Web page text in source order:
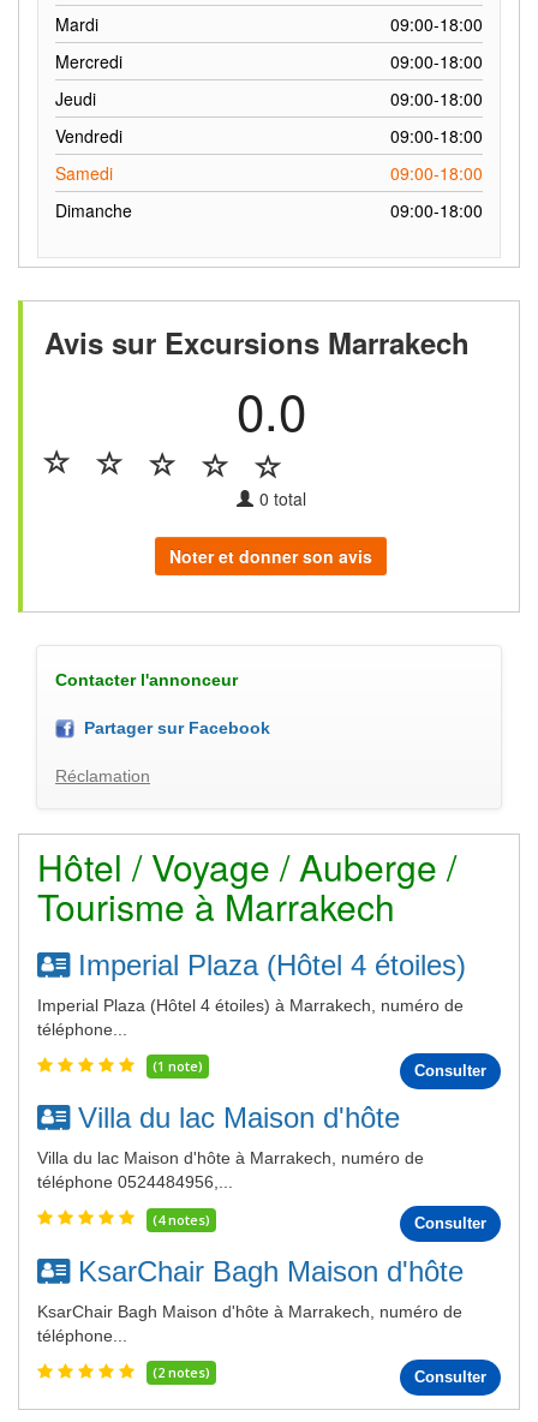
Mardi
09:00-18:00
Mercredi
09:00-18:00
Jeudi
09:00-18:00
Vendredi
09:00-18:00
Samedi
09:00-18:00
Dimanche
09:00-18:00
Avis sur Excursions Marrakech
0.0
0 total
Noter et donner son avis
Contacter l'annonceur
Partager sur Facebook
Réclamation
Hôtel / Voyage / Auberge /
Tourisme à Marrakech
Imperial Plaza (Hôtel 4 étoiles)
Imperial Plaza (Hôtel 4 étoiles) à Marrakech, numéro de
téléphone...
(1 note) Consulter
Villa du lac Maison d'hôte
Villa du lac Maison d'hôte à Marrakech, numéro de
téléphone 0524484956,...
(4 notes) Consulter
KsarChair Bagh Maison d'hôte
KsarChair Bagh Maison d'hôte à Marrakech, numéro de
téléphone...
(2 notes) Consulter